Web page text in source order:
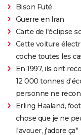
Bison Futé
Guerre en Iran
Carte de l'éclipse
Cette voiture
coche toutes les
En 1997, ils ont
12 000 tonnes
personne ne
Erling Haaland,
chose que je ne
l'avouer, j'adore ça"